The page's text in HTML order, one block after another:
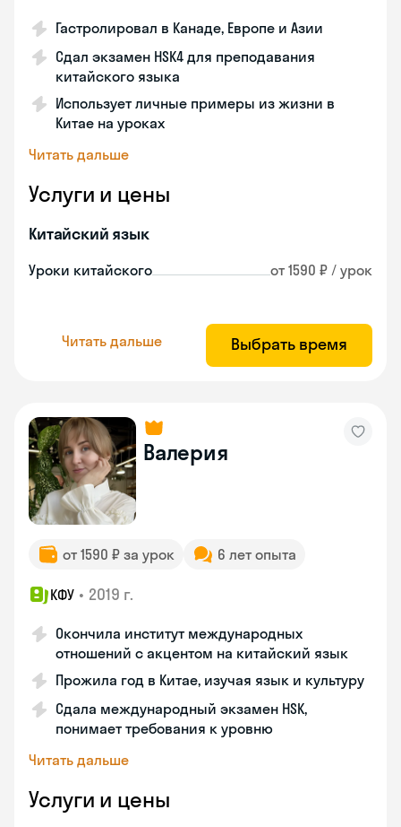
Гастролировал в Канаде, Европе и Азии
Сдал экзамен HSK4 для преподавания
китайского языка
Использует личные примеры из жизни в
Китае на уроках
Читать дальше
Услуги и цены
Китайский язык
Уроки китайского от 1590 ₽ / урок
Читать дальше Выбрать время
Валерия
от 1590 ₽ за урок 6 лет опыта
КФУ • 2019 г.
Окончила институт международных
отношений с акцентом на китайский язык
Прожила год в Китае, изучая язык и культуру
Сдала международный экзамен HSK,
понимает требования к уровню
Читать дальше
Услуги и цены